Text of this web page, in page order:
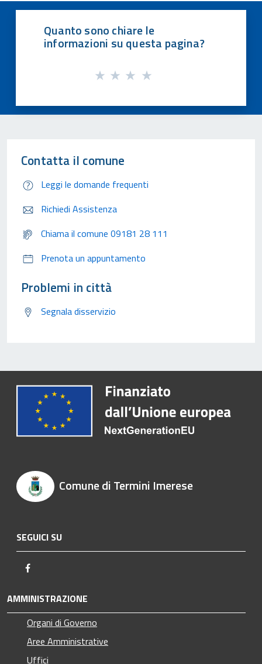
Quanto sono chiare le
informazioni su questa pagina?
Contatta il comune
Leggi le domande frequenti
Richiedi Assistenza
Chiama il comune 09181 28 111
Prenota un appuntamento
Problemi in città
Segnala disservizio
Comune di Termini Imerese
SEGUICI SU
AMMINISTRAZIONE
Organi di Governo
Aree Amministrative
Uffici